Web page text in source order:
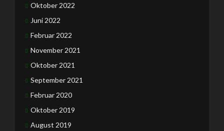
Oktober 2022
Juni 2022
Februar 2022
November 2021
Oktober 2021
September 2021
Februar 2020
Oktober 2019
August 2019